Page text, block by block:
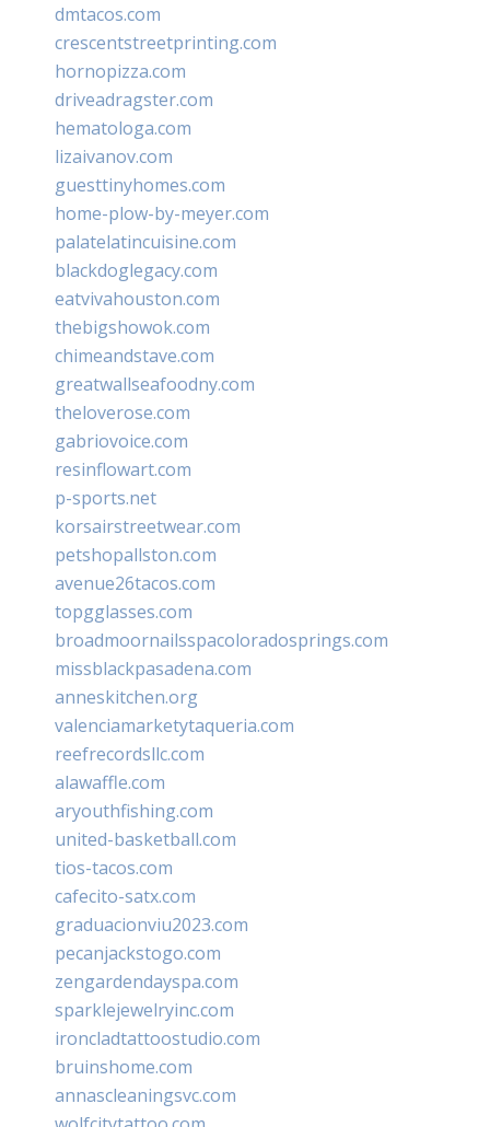
dmtacos.com
crescentstreetprinting.com
hornopizza.com
driveadragster.com
hematologa.com
lizaivanov.com
guesttinyhomes.com
home-plow-by-meyer.com
palatelatincuisine.com
blackdoglegacy.com
eatvivahouston.com
thebigshowok.com
chimeandstave.com
greatwallseafoodny.com
theloverose.com
gabriovoice.com
resinflowart.com
p-sports.net
korsairstreetwear.com
petshopallston.com
avenue26tacos.com
topgglasses.com
broadmoornailsspacoloradosprings.com
missblackpasadena.com
anneskitchen.org
valenciamarketytaqueria.com
reefrecordsllc.com
alawaffle.com
aryouthfishing.com
united-basketball.com
tios-tacos.com
cafecito-satx.com
graduacionviu2023.com
pecanjackstogo.com
zengardendayspa.com
sparklejewelryinc.com
ironcladtattoostudio.com
bruinshome.com
annascleaningsvc.com